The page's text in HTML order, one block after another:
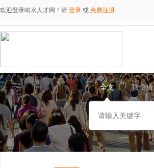
欢迎登录响水人才网！请 登录 或 免费注册
全文 搜企业